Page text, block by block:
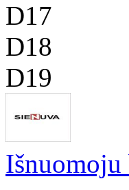
D17
D18
D19
Išnuomoju